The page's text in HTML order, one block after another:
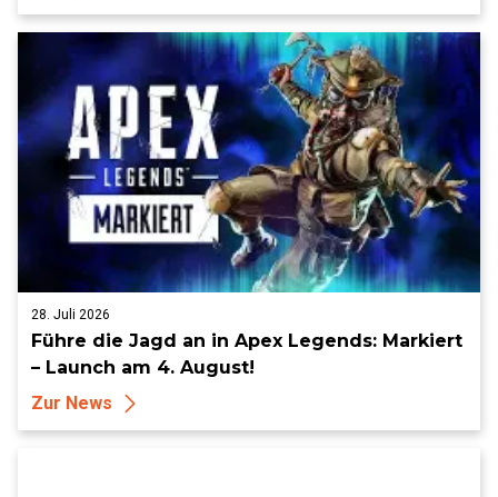
28. Juli 2026
Führe die Jagd an in Apex Legends: Markiert
– Launch am 4. August!
Zur News